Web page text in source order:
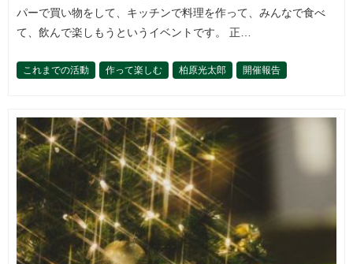
パーで買い物をして、キッチンで料理を作って、みんなで食べ
て、飲んで楽しもうというイベントです。 正…
これまでの活動 作って楽しむ 柏原光太郎 開催報告